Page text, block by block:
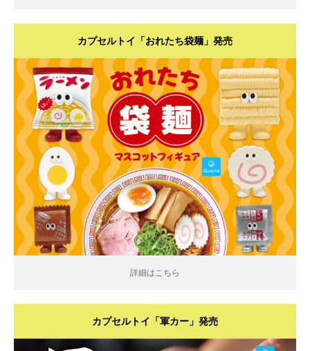
カプセルトイ「おれたち袋麺」発売
詳細はこちら
詳細はこちら
カプセルトイ「軍カー」発売